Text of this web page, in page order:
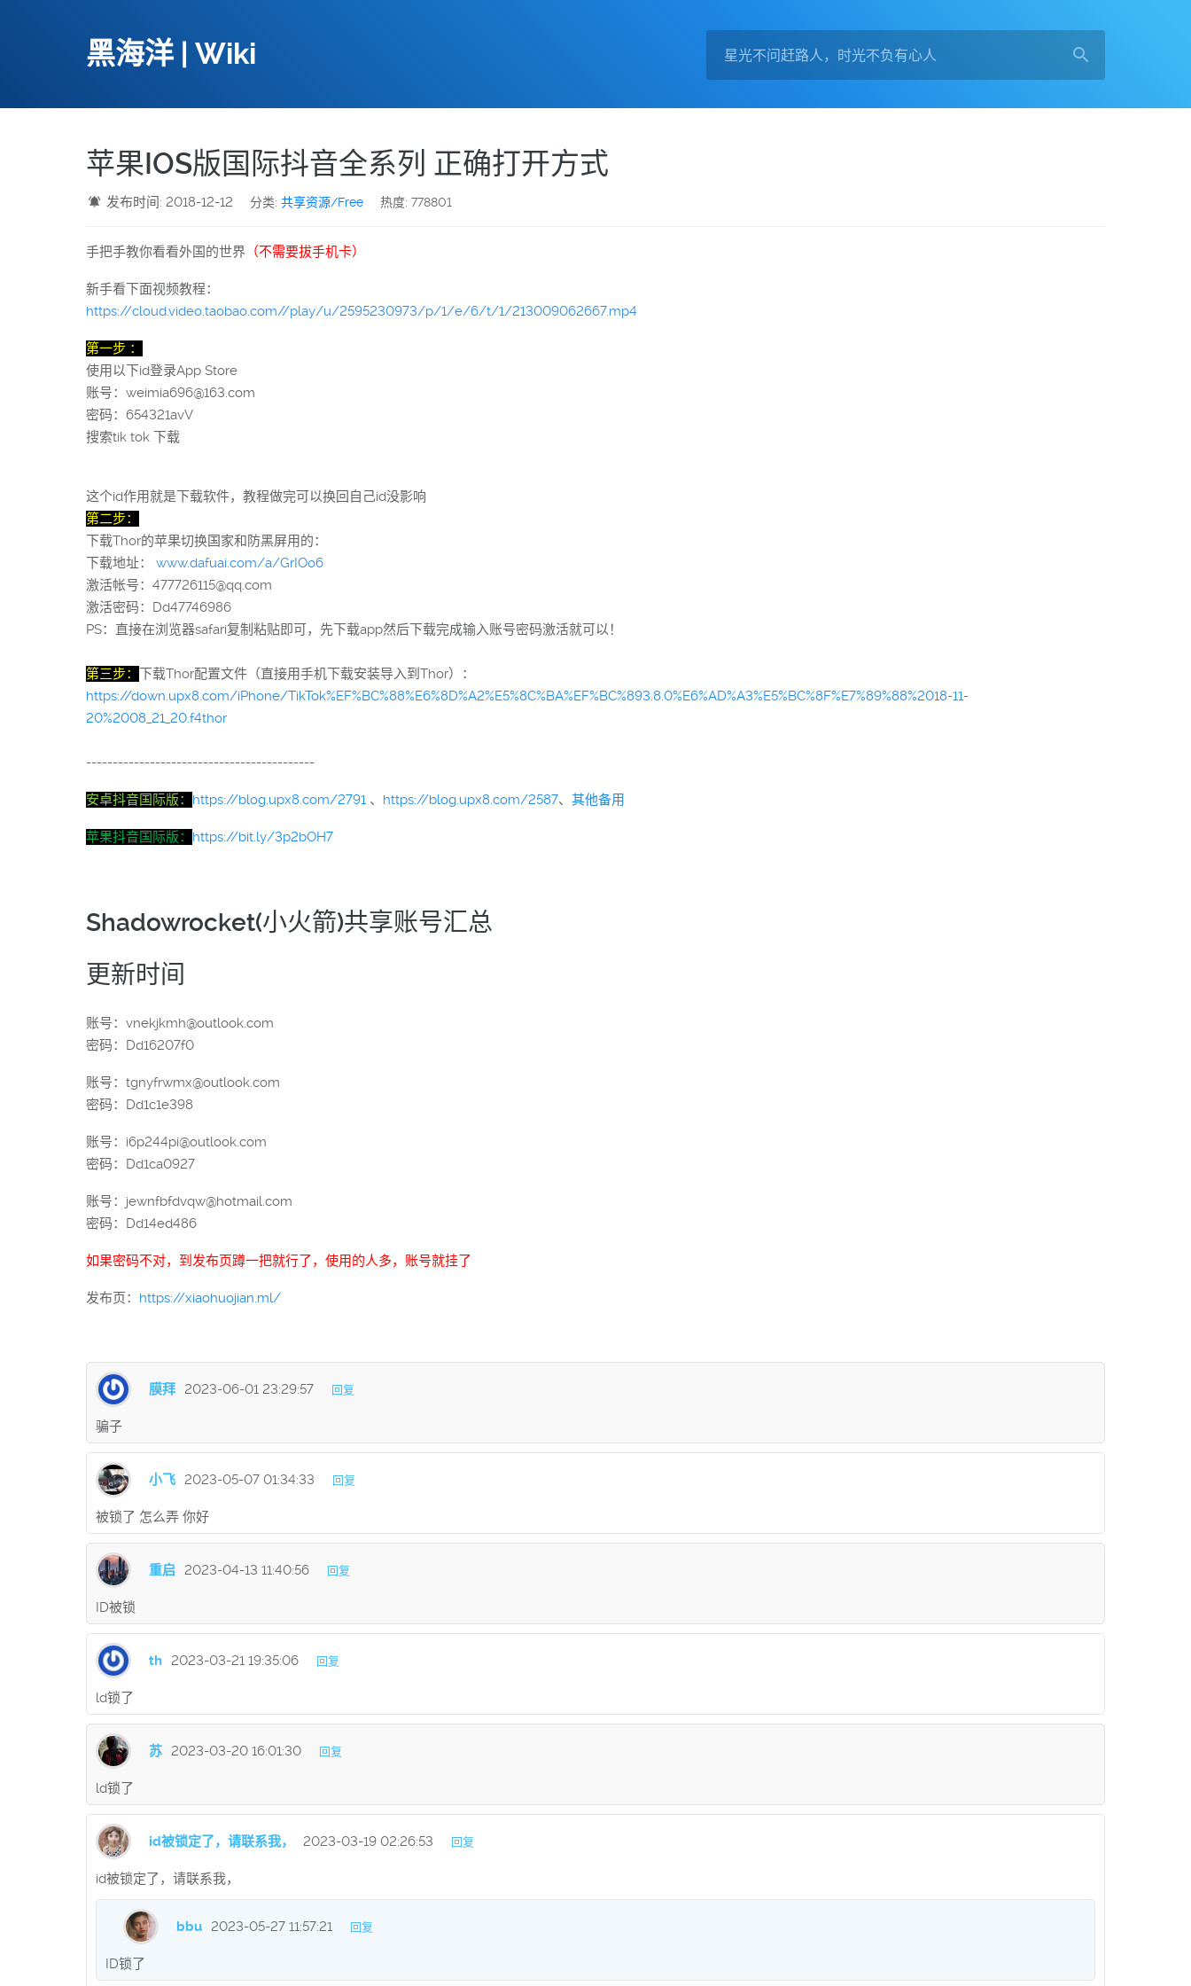
黑海洋 | Wiki
苹果IOS版国际抖音全系列 正确打开方式
发布时间: 2018-12-12 分类:共享资源/Free 热度: 778801
手把手教你看看外国的世界 （不需要拔手机卡）
新手看下面视频教程：
https://cloud.video.taobao.com//play/u/2595230973/p/1/e/6/t/1/213009062667.mp4
第一步 ：
使用以下id登录App Store
账号：weimia696@163.com
密码：654321avV
搜索tik tok 下载
这个id作用就是下载软件，教程做完可以换回自己id没影响
第二步：
下载Thor的苹果切换国家和防黑屏用的：
下载地址：
www.dafuai.com/a/GrIOo6
激活帐号：477726115@qq.com
激活密码：Dd47746986
PS：直接在浏览器safari复制粘贴即可，先下载app然后下载完成输入账号密码激活就可以！
第三步： 下载Thor配置文件（直接用手机下载安装导入到Thor）：
https://down.upx8.com/iPhone/TikTok%EF%BC%88%E6%8D%A2%E5%8C%BA%EF%BC%893.8.0%E6%AD%A3%E5%BC%8F%E7%89%88%2018-11-
20%2008_21_20.f4thor
-------------------------------------------
安卓抖音国际版： https://blog.upx8.com/2791 、 https://blog.upx8.com/2587、 其他备用
苹果抖音国际版： https://bit.ly/3p2bOH7
Shadowrocket(小火箭)共享账号汇总
更新时间
账号：vnekjkmh@outlook.com
密码：Dd16207f0
账号：tgnyfrwmx@outlook.com
密码：Dd1c1e398
账号：i6p244pi@outlook.com
密码：Dd1ca0927
账号：jewnfbfdvqw@hotmail.com
密码：Dd14ed486
如果密码不对，到发布页蹲一把就行了，使用的人多，账号就挂了
发布页： https://xiaohuojian.ml/
膜拜 2023-06-01 23:29:57 回复
骗子
小飞 2023-05-07 01:34:33 回复
被锁了 怎么弄 你好
重启 2023-04-13 11:40:56 回复
ID被锁
th 2023-03-21 19:35:06 回复
ld锁了
苏 2023-03-20 16:01:30 回复
ld锁了
id被锁定了，请联系我， 2023-03-19 02:26:53 回复
id被锁定了，请联系我，
bbu 2023-05-27 11:57:21 回复
ID锁了